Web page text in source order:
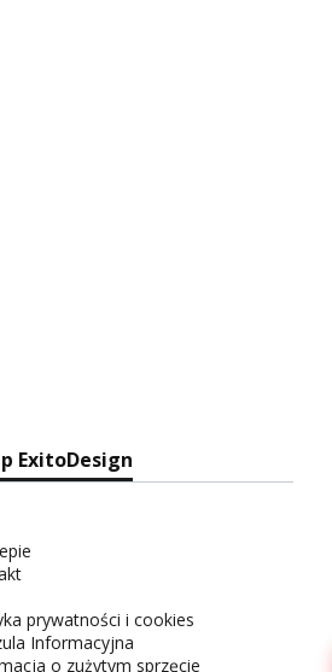
ExitoDesign
prywatności i cookies
Informacyjna
o zużytym sprzęcie